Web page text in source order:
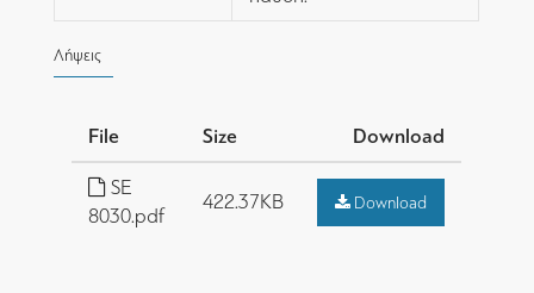
Λήψεις
File Size Download
SE
8030.pdf
422.37KB Download